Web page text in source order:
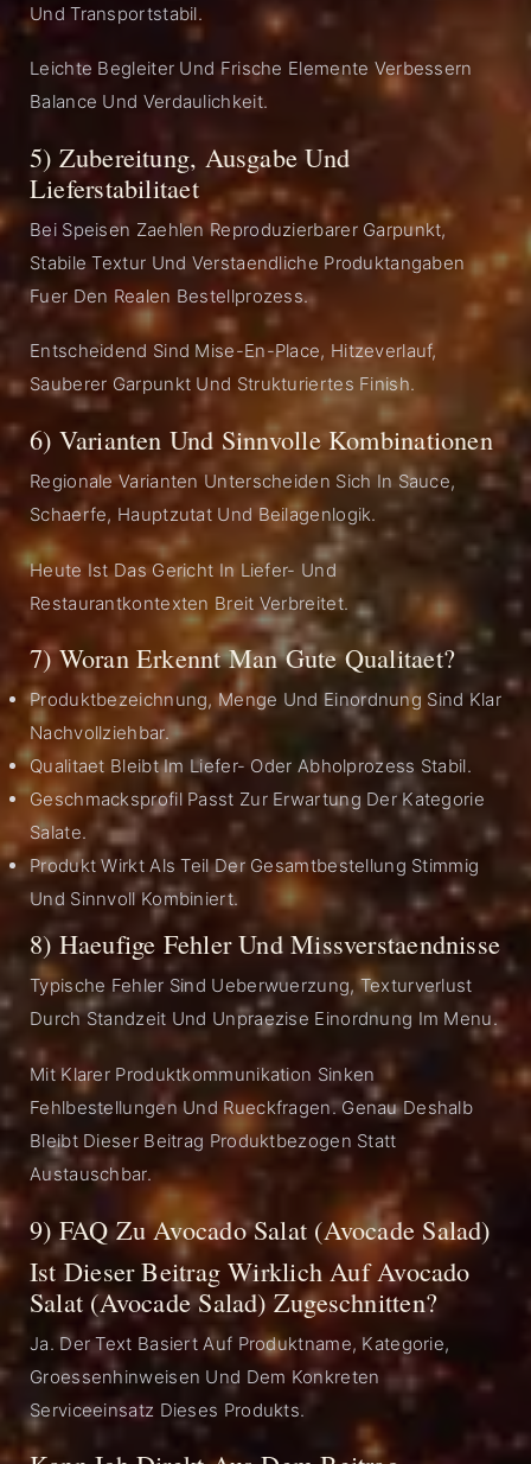
Und Transportstabil.
Leichte Begleiter Und Frische Elemente Verbessern
Balance Und Verdaulichkeit.
5) Zubereitung, Ausgabe Und
Lieferstabilitaet
Bei Speisen Zaehlen Reproduzierbarer Garpunkt,
Stabile Textur Und Verstaendliche Produktangaben
Fuer Den Realen Bestellprozess.
Entscheidend Sind Mise-En-Place, Hitzeverlauf,
Sauberer Garpunkt Und Strukturiertes Finish.
6) Varianten Und Sinnvolle Kombinationen
Regionale Varianten Unterscheiden Sich In Sauce,
Schaerfe, Hauptzutat Und Beilagenlogik.
Heute Ist Das Gericht In Liefer- Und
Restaurantkontexten Breit Verbreitet.
7) Woran Erkennt Man Gute Qualitaet?
Produktbezeichnung, Menge Und Einordnung Sind Klar
Nachvollziehbar.
Qualitaet Bleibt Im Liefer- Oder Abholprozess Stabil.
Geschmacksprofil Passt Zur Erwartung Der Kategorie
Salate.
Produkt Wirkt Als Teil Der Gesamtbestellung Stimmig
Und Sinnvoll Kombiniert.
8) Haeufige Fehler Und Missverstaendnisse
Typische Fehler Sind Ueberwuerzung, Texturverlust
Durch Standzeit Und Unpraezise Einordnung Im Menu.
Mit Klarer Produktkommunikation Sinken
Fehlbestellungen Und Rueckfragen. Genau Deshalb
Bleibt Dieser Beitrag Produktbezogen Statt
Austauschbar.
9) FAQ Zu Avocado Salat (Avocade Salad)
Ist Dieser Beitrag Wirklich Auf Avocado
Salat (Avocade Salad) Zugeschnitten?
Ja. Der Text Basiert Auf Produktname, Kategorie,
Groessenhinweisen Und Dem Konkreten
Serviceeinsatz Dieses Produkts.